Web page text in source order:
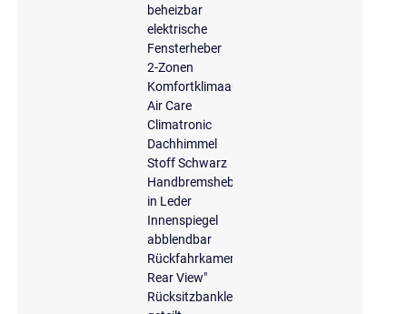
beheizbar
elektrische
Fensterheber
2-Zonen
Komfortklimaautomatik
Air Care
Climatronic
Dachhimmel
Stoff Schwarz
Handbremshebelgriff
in Leder
Innenspiegel
abblendbar
Rückfahrkamera
Rear View"
Rücksitzbanklehne,